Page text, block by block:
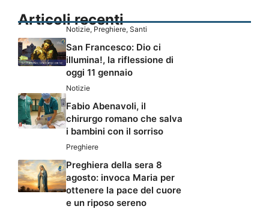
Articoli recenti
Notizie, Preghiere, Santi
San Francesco: Dio ci
illumina!, la riflessione di
oggi 11 gennaio
Notizie
Fabio Abenavoli, il
chirurgo romano che salva
i bambini con il sorriso
Preghiere
Preghiera della sera 8
agosto: invoca Maria per
ottenere la pace del cuore
e un riposo sereno